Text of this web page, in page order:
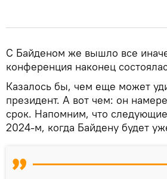
С Байденом же вышло все
конференция наконец
Казалось бы, чем еще может
президент. А вот чем: он
срок. Напомним, что
2024-м, когда Байдену будет